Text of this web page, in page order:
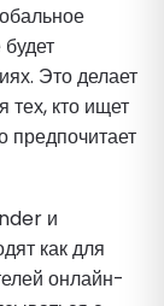
Это делает
тех, кто ищет
предпочитает
и
как для
онлайн-